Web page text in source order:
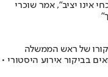
2007 • "המצב הנוכחי אינו יציב", אמר שוכרי
של ראש הממשלה
בביקור אירוע היסטורי •